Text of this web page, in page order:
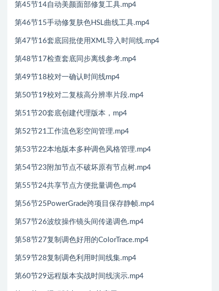
第45节14自动美颜面部修复工具.mp4
第46节15手动修复肤色HSL曲线工具.mp4
第47节16套底回批使用XML导入时间线.mp4
第48节17检查套底同步离线参考.mp4
第49节18校对一确认时间线mp4
第50节19校对二复核高分辨率片段.mp4
第51节20套底创建代理版本，mp4
第52节21工作流色彩空间管理.mp4
第53节22本地版本多种调色风格管理.mp4
第54节23附加节点不破坏原有节点树.mp4
第55节24共享节点方便批量调色.mp4
第56节25PowerGrade跨项目保存静帧.mp4
第57节26波纹操作镜头间传递调色.mp4
第58节27复制调色好用的ColorTrace.mp4
第59节28复制调色利用时间线集.mp4
第60节29远程版本实战时间线演示.mp4